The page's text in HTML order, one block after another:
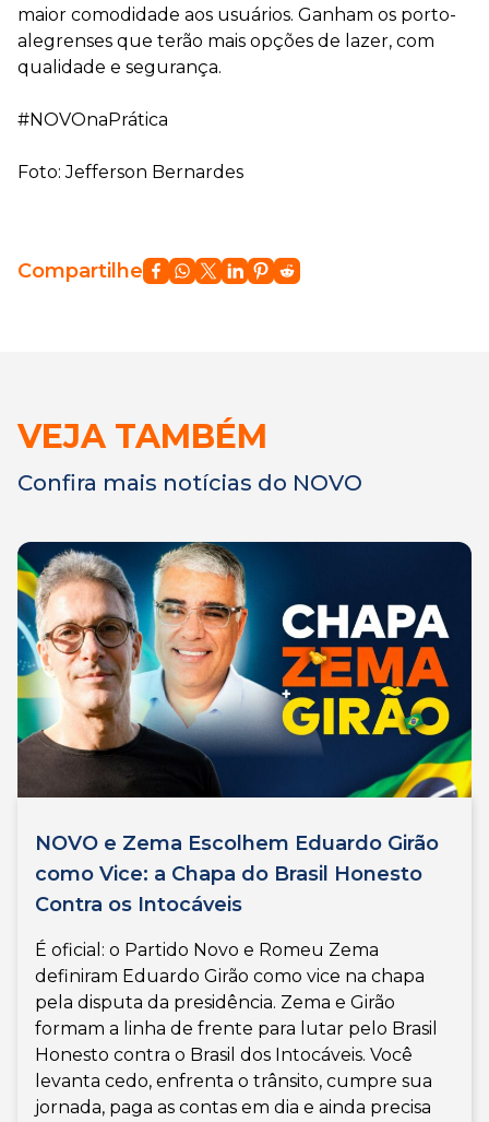
maior comodidade aos usuários. Ganham os porto-
alegrenses que terão mais opções de lazer, com
qualidade e segurança.
#NOVOnaPrática
Foto: Jefferson Bernardes
Compartilhe
VEJA TAMBÉM
Confira mais notícias do NOVO
NOVO e Zema Escolhem Eduardo Girão
como Vice: a Chapa do Brasil Honesto
Contra os Intocáveis
É oficial: o Partido Novo e Romeu Zema
definiram Eduardo Girão como vice na chapa
pela disputa da presidência. Zema e Girão
formam a linha de frente para lutar pelo Brasil
Honesto contra o Brasil dos Intocáveis. Você
levanta cedo, enfrenta o trânsito, cumpre sua
jornada, paga as contas em dia e ainda precisa